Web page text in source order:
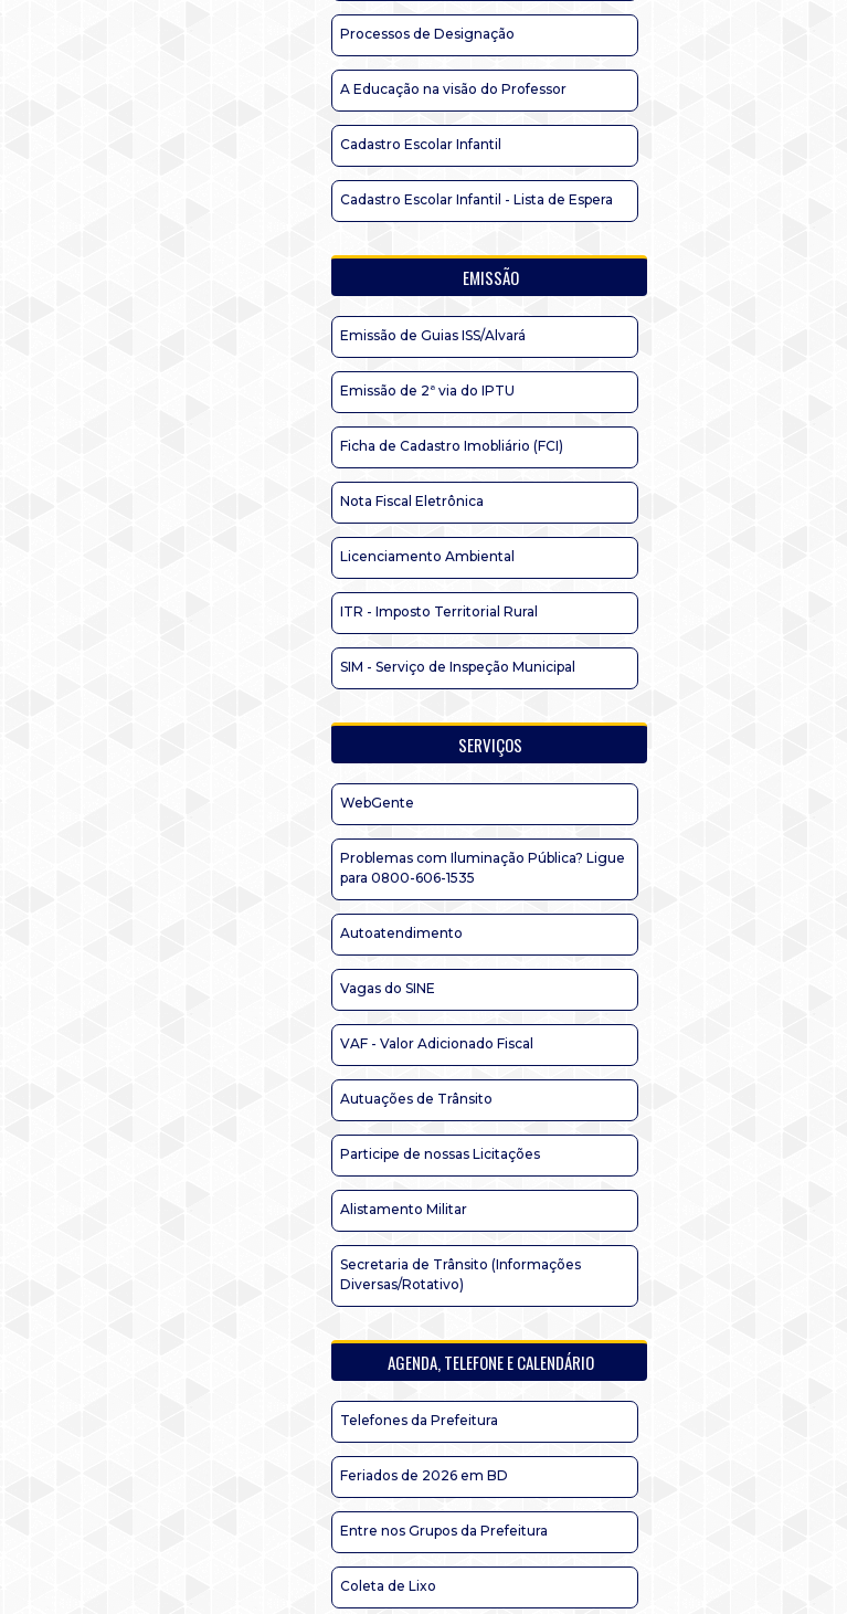
Processos de Designação
A Educação na visão do Professor
Cadastro Escolar Infantil
Cadastro Escolar Infantil - Lista de Espera
EMISSÃO
Emissão de Guias ISS/Alvará
Emissão de 2ª via do IPTU
Ficha de Cadastro Imobliário (FCI)
Nota Fiscal Eletrônica
Licenciamento Ambiental
ITR - Imposto Territorial Rural
SIM - Serviço de Inspeção Municipal
SERVIÇOS
WebGente
Problemas com Iluminação Pública? Ligue
para 0800-606-1535
Autoatendimento
Vagas do SINE
VAF - Valor Adicionado Fiscal
Autuações de Trânsito
Participe de nossas Licitações
Alistamento Militar
Secretaria de Trânsito (Informações
Diversas/Rotativo)
AGENDA, TELEFONE E CALENDÁRIO
Telefones da Prefeitura
Feriados de 2026 em BD
Entre nos Grupos da Prefeitura
Coleta de Lixo